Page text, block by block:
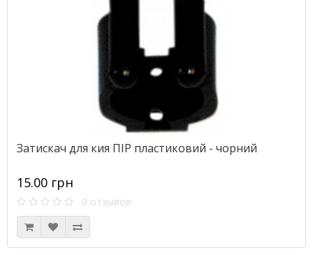
Затискач для кия ПІР пластиковий - чорний
15.00 грн
0 отзывов